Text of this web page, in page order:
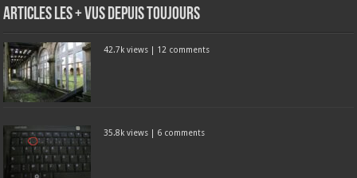
Articles les + vus depuis toujours
42.7k views 12 comments
35.8k views 6 comments